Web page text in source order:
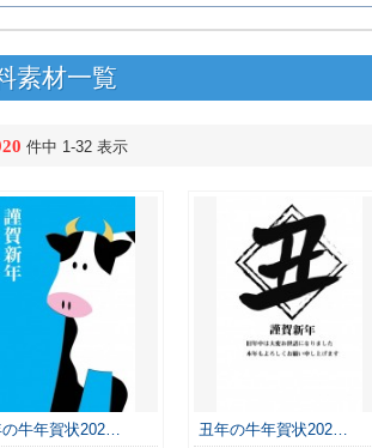
素材一覧
件中 1-32 表示
の牛年賀状202… 丑年の牛年賀状202…